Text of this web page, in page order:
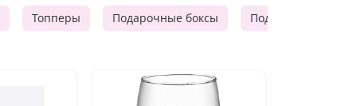
Топперы Подарочные боксы Подарочные